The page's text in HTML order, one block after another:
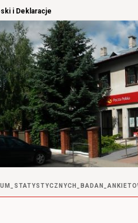
i Deklaracje